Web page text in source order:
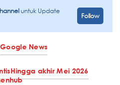
untuk Update
Follow
Google News
Hingga akhir Mei 2026